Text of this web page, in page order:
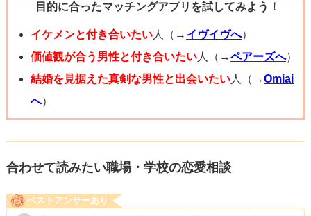
目的に合ったマッチングアプリを試してみよう！
イケメンと付き合いたい人（→ イヴイヴへ）
価値観が合う男性と付き合いたい人（→ペアーズへ）
結婚を見据えた真剣な男性と出会いたい人（→Omiai
へ）
合わせて読みたい職場・学校の恋愛相談
ベストアンサーあり